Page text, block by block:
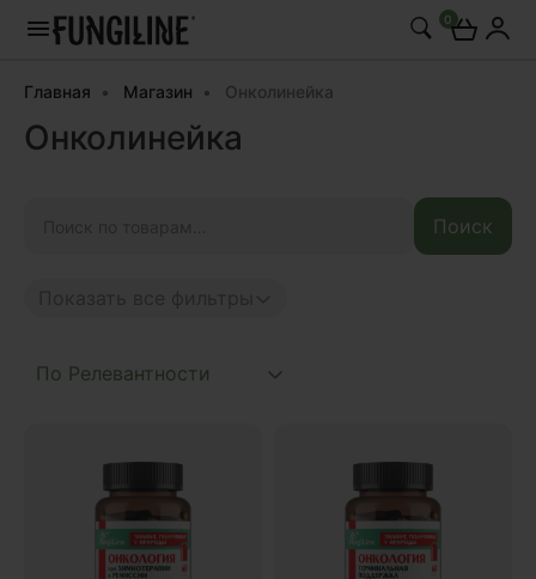
0
Главная Магазин Онколинейка
Онколинейка
Поиск
Daily
Mushroom
Phyto